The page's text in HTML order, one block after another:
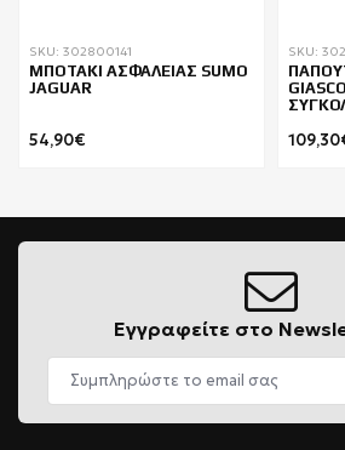
SKU: 302800141
ΜΠΟΤΑΚΙ ΑΣΦΑΛΕΙΑΣ SUMO
JAGUAR
54,90€
SKU:
Εγγραφείτε στο